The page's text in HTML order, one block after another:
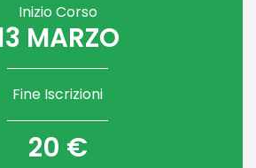
Inizio Corso
MARZO
Fine Iscrizioni
20 €